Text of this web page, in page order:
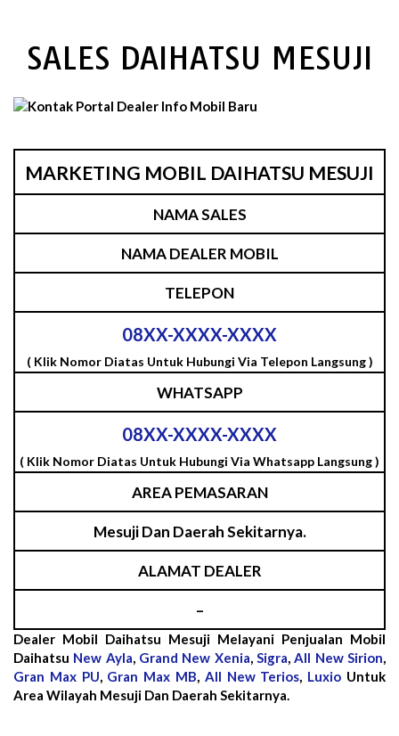
SALES DAIHATSU MESUJI
MARKETING MOBIL DAIHATSU MESUJI
NAMA SALES
NAMA DEALER MOBIL
TELEPON
08XX-XXXX-XXXX
( Klik Nomor Diatas Untuk Hubungi Via Telepon Langsung )
WHATSAPP
08XX-XXXX-XXXX
( Klik Nomor Diatas Untuk Hubungi Via Whatsapp Langsung )
AREA PEMASARAN
Mesuji Dan Daerah Sekitarnya.
ALAMAT DEALER
–
Dealer Mobil Daihatsu Mesuji Melayani Penjualan Mobil
Daihatsu New Ayla, Grand New Xenia,Sigra,All New Sirion,
Gran Max PU, Gran Max MB, All New Terios, Luxio Untuk
Area Wilayah Mesuji Dan Daerah Sekitarnya.